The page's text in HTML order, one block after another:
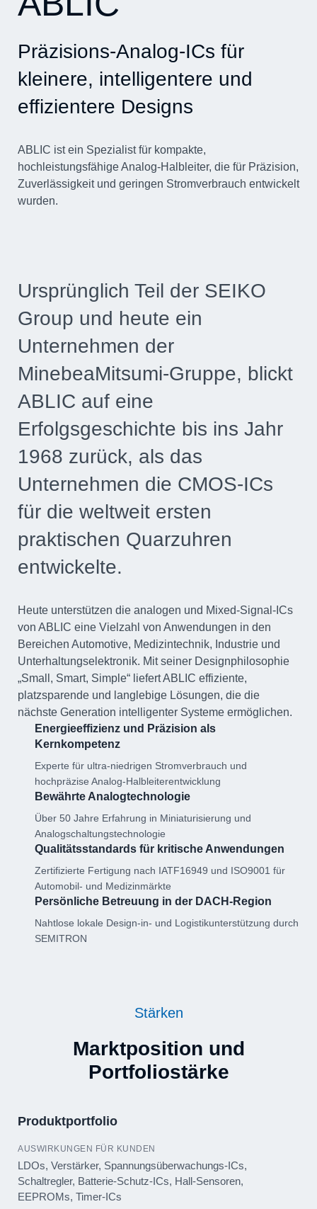
Präzisions-Analog-ICs für
kleinere, intelligentere und
effizientere Designs
ABLIC ist ein Spezialist für kompakte,
hochleistungsfähige Analog-Halbleiter, die für Präzision,
Zuverlässigkeit und geringen Stromverbrauch entwickelt
wurden.
Ursprünglich Teil der SEIKO
Group und heute ein
Unternehmen der
MinebeaMitsumi-Gruppe, blickt
ABLIC auf eine
Erfolgsgeschichte bis ins Jahr
1968 zurück, als das
Unternehmen die CMOS-ICs
für die weltweit ersten
praktischen Quarzuhren
entwickelte.
Heute unterstützen die analogen und Mixed-Signal-ICs
von ABLIC eine Vielzahl von Anwendungen in den
Bereichen Automotive, Medizintechnik, Industrie und
Unterhaltungselektronik. Mit seiner Designphilosophie
„Small, Smart, Simple“ liefert ABLIC effiziente,
platzsparende und langlebige Lösungen, die die
nächste Generation intelligenter Systeme ermöglichen.
Energieeffizienz und Präzision als
Kernkompetenz
Experte für ultra-niedrigen Stromverbrauch und
hochpräzise Analog-Halbleiterentwicklung
Bewährte Analogtechnologie
Über 50 Jahre Erfahrung in Miniaturisierung und
Analogschaltungstechnologie
Qualitätsstandards für kritische Anwendungen
Zertifizierte Fertigung nach IATF16949 und ISO9001 für
Automobil- und Medizinmärkte
Persönliche Betreuung in der DACH-Region
Nahtlose lokale Design-in- und Logistikunterstützung durch
SEMITRON
Stärken
Marktposition und
Portfoliostärke
Produktportfolio
LDOs, Verstärker, Spannungsüberwachungs-ICs,
Schaltregler, Batterie-Schutz-ICs, Hall-Sensoren,
EEPROMs, Timer-ICs